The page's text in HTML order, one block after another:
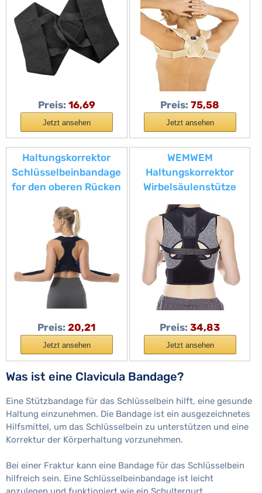
Haltungskorrektur,
Geradehalter für
Damen und Herren
Preis: 16,69
Jetzt ansehen
verstellbar – Größe: S –
Haltungsgurt für
Brüche und
Verstauchungen –
bequem, atmungsaktiv,
hergestellt in Italien
Preis: 75,58
Jetzt ansehen
Haltungskorrektor
Schlüsselbeinbandage
for den oberen Rücken
verstellbare obere
Rückenbandage zur
Unterstützung des
Schlüsselbeins,
Physiotherapie-
Haltungsbandage for
den Rücken
Preis: 20,21
Jetzt ansehen
WEMWEM
Haltungskorrektor
Wirbelsäulenstütze
Schlüsselbeinbandage
Rückenkorrektur
Obere Rückenbandage
Korrektur Rückenmark
Haltungsstütze
Schwarz Medium (M)
Little Surprise
Preis: 34,83
Jetzt ansehen
Was ist eine Clavicula Bandage?
Eine Stützbandage für das Schlüsselbein hilft, eine gesunde
Haltung einzunehmen. Die Bandage ist ein ausgezeichnetes
Hilfsmittel, um das Schlüsselbein zu unterstützen und eine
Korrektur der Körperhaltung vorzunehmen.
Bei einer Fraktur kann eine Bandage für das Schlüsselbein
hilfreich sein. Eine Schlüsselbeinbandage ist leicht